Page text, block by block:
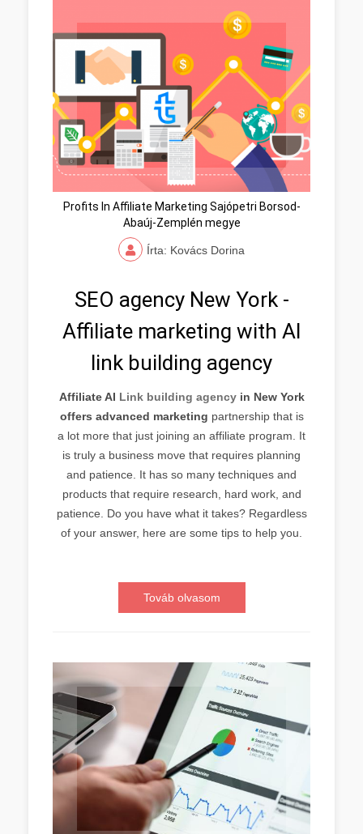
Profits In Affiliate Marketing Sajópetri Borsod-
Abaúj-Zemplén megye
Írta: Kovács Dorina
SEO agency New York -
Affiliate marketing with AI
link building agency
Affiliate AI Link building agencyin New York
offers advanced marketing partnership that is
a lot more that just joining an affiliate program. It
is truly a business move that requires planning
and patience. It has so many techniques and
products that require research, hard work, and
patience. Do you have what it takes? Regardless
of your answer, here are some tips to help you.
Továb olvasom